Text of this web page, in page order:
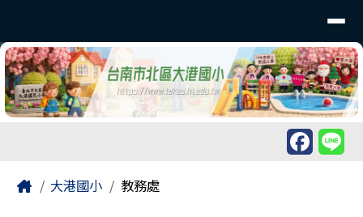
Home大港國小 教務處